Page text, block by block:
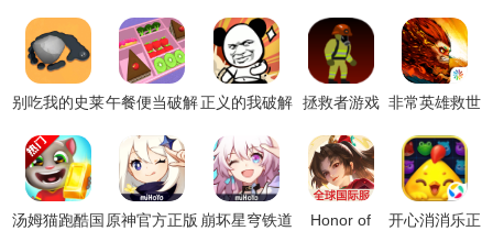
别吃我的史莱
告
午餐便当破解正义的我破解 拯救者游戏 非常英雄救世
汤姆猫跑酷国 原神官方正版 崩坏星穹铁道
Honor of
开心消消乐正